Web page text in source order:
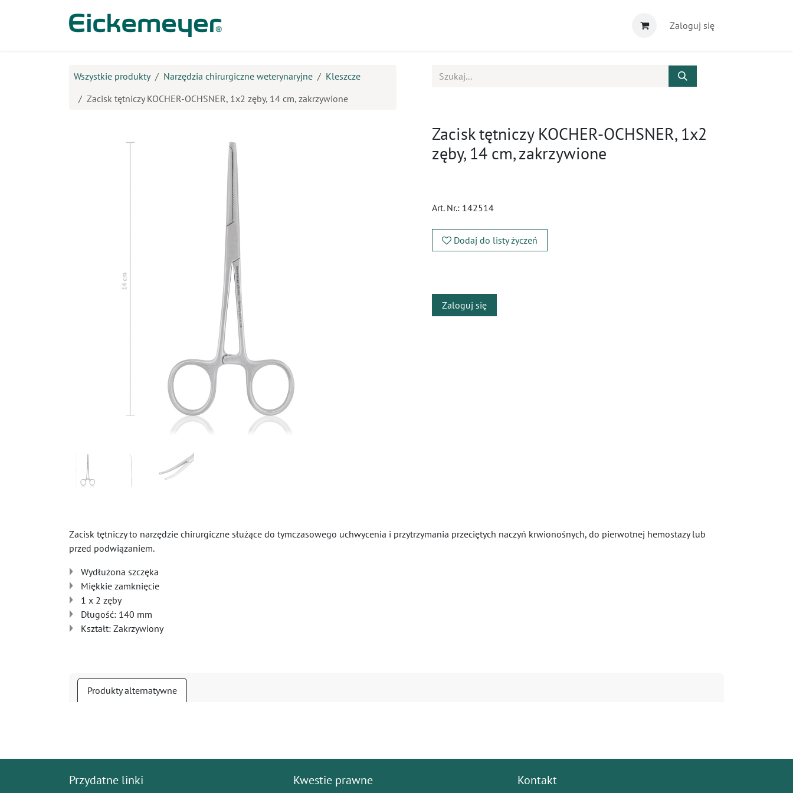
Zaloguj się
Wszystkie produkty Narzędzia chirurgiczne weterynaryjne
Kleszcze
Zacisk tętniczy KOCHER-OCHSNER, 1x2 zęby, 14 cm, zakrzywione
Zacisk tętniczy KOCHER-OCHSNER, 1x2
zęby, 14 cm, zakrzywione
Art. Nr.: 142514
Dodaj do listy życzeń
Zaloguj się
Zacisk tętniczy to narzędzie chirurgiczne służące do tymczasowego uchwycenia i przytrzymania przeciętych naczyń krwionośnych, do pierwotnej hemostazy lub
przed podwiązaniem.
Wydłużona szczęka
Miękkie zamknięcie
1 x 2 zęby
Długość: 140 mm
Kształt: Zakrzywiony
Produkty alternatywne
Przydatne linki Kwestie prawne Kontakt